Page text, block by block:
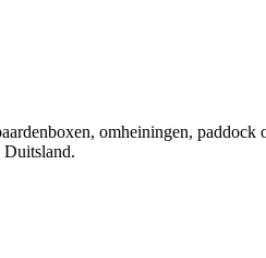
omheiningen,
Duitsland.